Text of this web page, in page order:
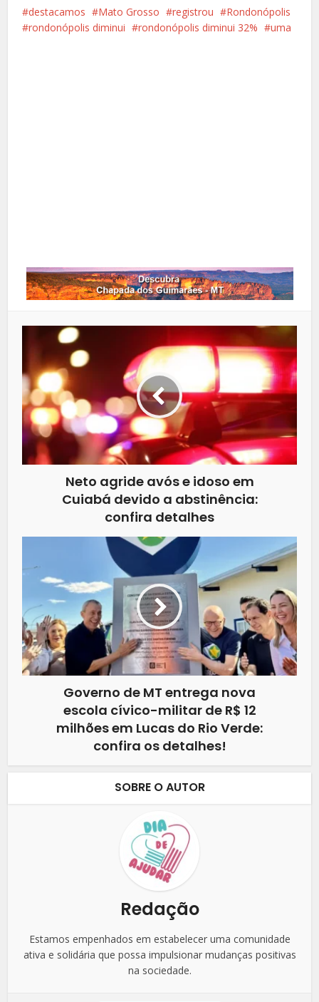
destacamos
Mato Grosso registrou
Rondonópolis
rondonópolis diminui
rondonópolis diminui 32% uma
Neto agride avós e idoso em
Cuiabá devido a abstinência:
confira detalhes
Governo de MT entrega nova
escola cívico-militar de R$ 12
milhões em Lucas do Rio Verde:
confira os detalhes!
SOBRE O AUTOR
Redação
Estamos empenhados em estabelecer uma comunidade
ativa e solidária que possa impulsionar mudanças positivas
na sociedade.